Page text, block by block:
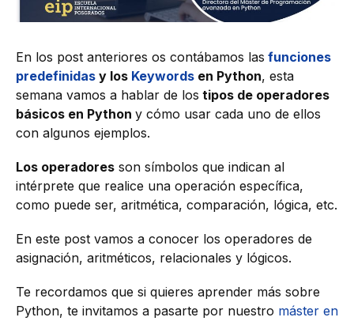
En los post anteriores os contábamos las funciones
predefinidas y los Keywords en Python, esta
semana vamos a hablar de los tipos de operadores
básicos en Python y cómo usar cada uno de ellos
con algunos ejemplos.
Los operadores son símbolos que indican al
intérprete que realice una operación específica,
como puede ser, aritmética, comparación, lógica, etc.
En este post vamos a conocer los operadores de
asignación, aritméticos, relacionales y lógicos.
Te recordamos que si quieres aprender más sobre
Python, te invitamos a pasarte por nuestro máster en